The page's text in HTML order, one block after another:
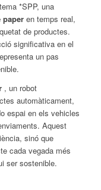
*SPP, una
en temps real,
de productes.
significativa en el
un pas
, un robot
automàticament,
espai en els vehicles
Aquest
sinó que
cada vegada més
ser sostenible.